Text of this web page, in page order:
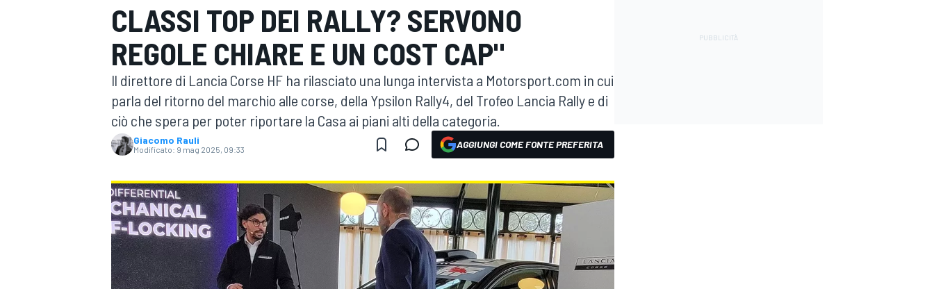
MOTOGP WEC
CLASSI TOP DEI RALLY? SERVONO
REGOLE CHIARE E UN COST CAP"
Il direttore di Lancia Corse HF ha rilasciato una lunga intervista a Motorsport.com in cui
parla del ritorno del marchio alle corse, della Ypsilon Rally4, del Trofeo Lancia Rally e di
ciò che spera per poter riportare la Casa ai piani alti della categoria.
Giacomo Rauli
Modificato: 9 mag 2025, 09:33 AGGIUNGI COME FONTE PREFERITA